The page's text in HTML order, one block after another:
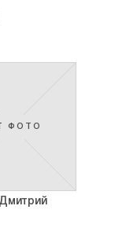
ФОТО